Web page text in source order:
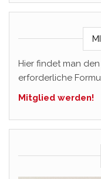
Hier findet man
erforderliche
Mitglied werden!